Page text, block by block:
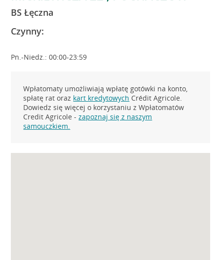
BS Łęczna
Czynny:
Pn.-Niedz.: 00:00-23:59
Wpłatomaty umożliwiają wpłatę gotówki na konto,
spłatę rat oraz kart kredytowych Crédit Agricole.
Dowiedz się więcej o korzystaniu z Wpłatomatów
Credit Agricole -zapoznaj się z naszym
samouczkiem.